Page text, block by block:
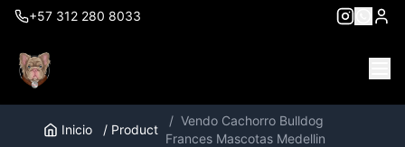
+57 312 280 8033
Inicio / Product
/ Vendo Cachorro Bulldog
Frances Mascotas Medellin